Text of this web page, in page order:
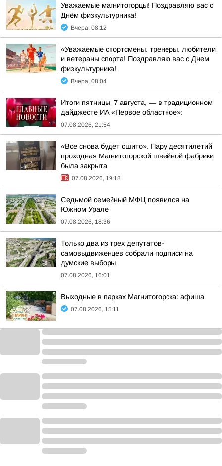
Уважаемые магнитогорцы! Поздравляю вас с
Днём физкультурника!
Вчера, 08:12
«Уважаемые спортсмены, тренеры, любители
и ветераны спорта! Поздравляю вас с Днем
физкультурника!
Вчера, 08:04
Итоги пятницы, 7 августа, — в традиционном
дайджесте ИА «Первое областное»:
07.08.2026, 21:54
«Все снова будет сшито». Пару десятилетий
проходная Магнитогорской швейной фабрики
была закрыта
07.08.2026, 19:18
Седьмой семейный МФЦ появился на
Южном Урале
07.08.2026, 18:36
Только два из трех депутатов-
самовыдвиженцев собрали подписи на
думские выборы
07.08.2026, 16:01
Выходные в парках Магнитогорска: афиша
07.08.2026, 15:11